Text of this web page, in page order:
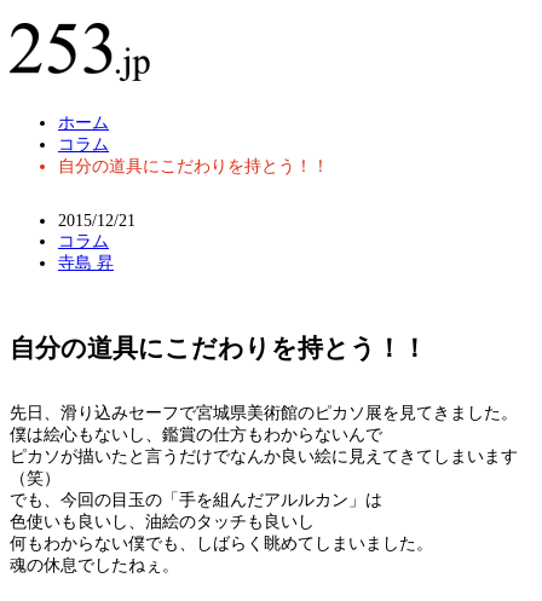
ホーム
コラム
自分の道具にこだわりを持とう！！
2015/12/21
コラム
寺島 昇
自分の道具にこだわりを持とう！！
先日、滑り込みセーフで宮城県美術館のピカソ展を見てきました。
僕は絵心もないし、鑑賞の仕方もわからないんで
ピカソが描いたと言うだけでなんか良い絵に見えてきてしまいます
（笑）
でも、今回の目玉の「手を組んだアルルカン」は
色使いも良いし、油絵のタッチも良いし
何もわからない僕でも、しばらく眺めてしまいました。
魂の休息でしたねぇ。